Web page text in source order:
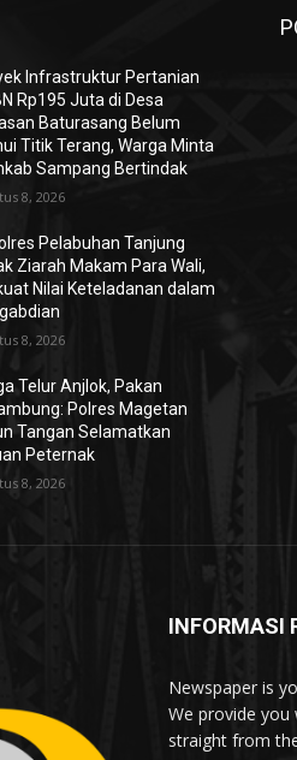
Infrastruktur Pertanian
Rp195 Juta di Desa
Baturasang Belum
Titik Terang, Warga Minta
Sampang Bertindak
8, 2026
Pelabuhan Tanjung
Ziarah Makam Para Wali,
Nilai Keteladanan dalam
8, 2026
Telur Anjlok, Pakan
Polres Magetan
Tangan Selamatkan
Peternak
8, 2026
INFORMASI
Newspaper is
We provide you
straight from